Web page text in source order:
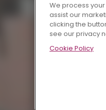
We process
assist our
clicking the
see our privacy
Cookie Policy